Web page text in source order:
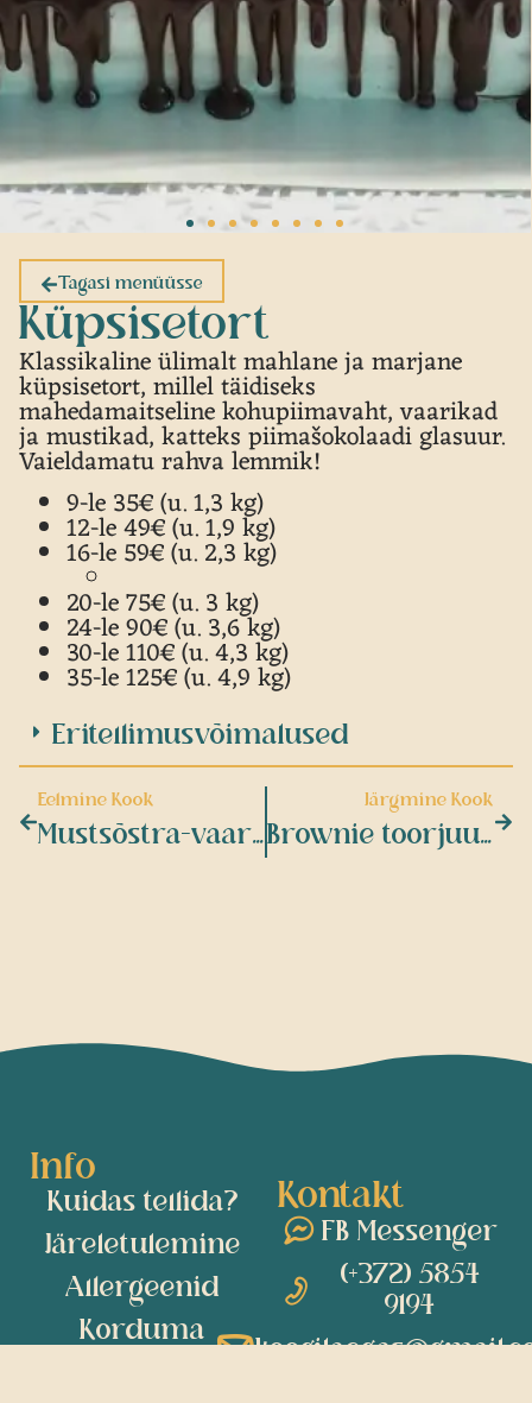
Tagasi menüüsse
Küpsisetort
Klassikaline ülimalt mahlane ja marjane
küpsisetort, millel täidiseks
mahedamaitseline kohupiimavaht, vaarikad
ja mustikad, katteks piimašokolaadi glasuur.
Vaieldamatu rahva lemmik!
9-le 35€ (u. 1,3 kg)
12-le 49€ (u. 1,9 kg)
16-le 59€ (u. 2,3 kg)
20-le 75€ (u. 3 kg)
24-le 90€ (u. 3,6 kg)
30-le 110€ (u. 4,3 kg)
35-le 125€ (u. 4,9 kg)
Eritellimusvõimalused
Eelmine Kook
Mustsõstra-vaarika (maasika) toorjuustukook
Järgmine Kook
Brownie toorjuustukook
Info
Kuidas tellida?
Järeletulemine
Allergeenid
Korduma
Kontakt
FB Messenger
(+372) 5854
9194​